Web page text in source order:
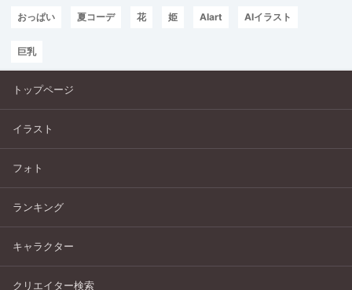
おっぱい 夏コーデ 花 姫 AIart AIイラスト
巨乳
トップページ
イラスト
フォト
ランキング
キャラクター
クリエイター検索